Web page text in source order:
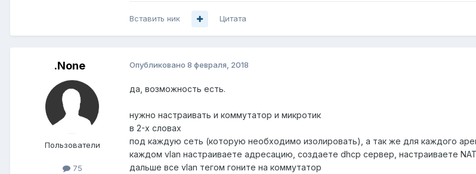
Вставить ник Цитата
.None
Пользователи
75
Опубликовано 8 февраля, 2018
да, возможность есть.
нужно настраивать и коммутатор и микротик
в 2-х словах
под каждую сеть (которую необходимо изолировать), а так же для каждого
каждом vlan настраиваете адресацию, создаете dhcp сервер, настраиваете
дальше все vlan тегом гоните на коммутатор